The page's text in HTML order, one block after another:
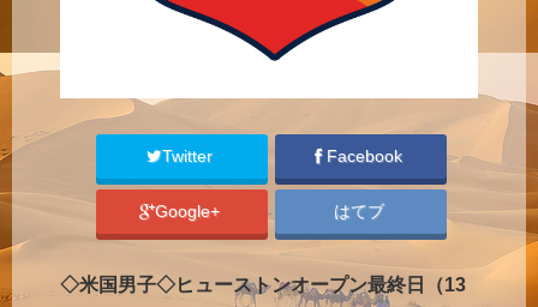
Twitter Facebook
Google+ はてブ
◇米国男子◇ヒューストンオープン最終日（13